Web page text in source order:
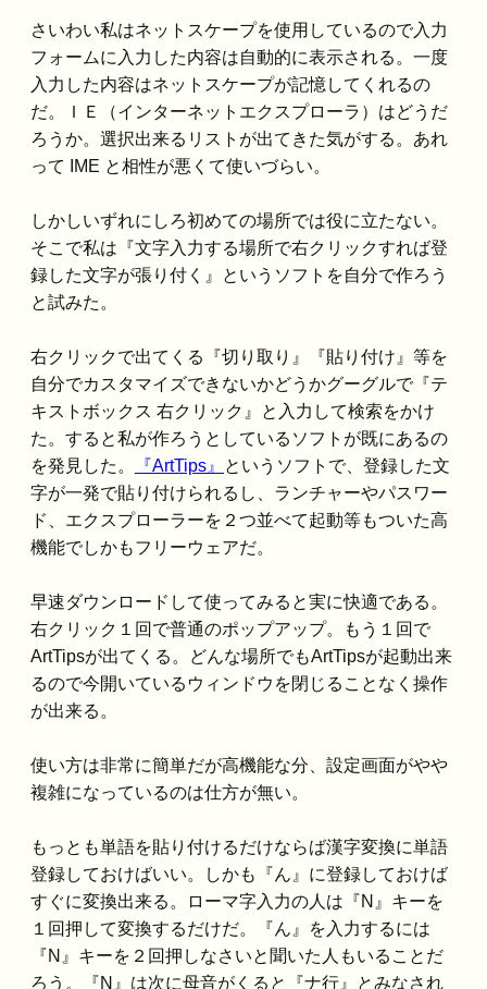
さいわい私はネットスケープを使用しているので入力
フォームに入力した内容は自動的に表示される。一度
入力した内容はネットスケープが記憶してくれるの
だ。ＩＥ（インターネットエクスプローラ）はどうだ
ろうか。選択出来るリストが出てきた気がする。あれ
って IME と相性が悪くて使いづらい。
しかしいずれにしろ初めての場所では役に立たない。
そこで私は『文字入力する場所で右クリックすれば登
録した文字が張り付く』というソフトを自分で作ろう
と試みた。
右クリックで出てくる『切り取り』『貼り付け』等を
自分でカスタマイズできないかどうかグーグルで『テ
キストボックス 右クリック』と入力して検索をかけ
た。すると私が作ろうとしているソフトが既にあるの
を発見した。
『ArtTips』
というソフトで、登録した文
字が一発で貼り付けられるし、ランチャーやパスワー
ド、エクスプローラーを２つ並べて起動等もついた高
機能でしかもフリーウェアだ。
早速ダウンロードして使ってみると実に快適である。
右クリック１回で普通のポップアップ。もう１回で
ArtTipsが出てくる。どんな場所でもArtTipsが起動出来
るので今開いているウィンドウを閉じることなく操作
が出来る。
使い方は非常に簡単だが高機能な分、設定画面がやや
複雑になっているのは仕方が無い。
もっとも単語を貼り付けるだけならば漢字変換に単語
登録しておけばいい。しかも『ん』に登録しておけば
すぐに変換出来る。ローマ字入力の人は『N』キーを
１回押して変換するだけだ。『ん』を入力するには
『N』キーを２回押しなさいと聞いた人もいることだ
ろう。『N』は次に母音がくると『ナ行』とみなされ